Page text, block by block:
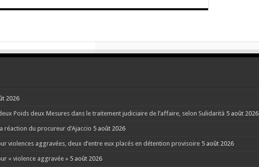
2026
Poids deux Mesures dans le traitement judiciaire de l’affaire, selon Sulidarità 5 août 2026
réaction du procureur d’Ajaccio 5 août 2026
violences aggravées, deux d’entre eux placés en détention provisoire 5 août 2026
« violence aggravée » 5 août 2026